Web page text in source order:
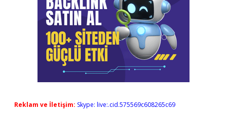
Reklam ve İletişim: Skype: live:.cid.575569c608265c69